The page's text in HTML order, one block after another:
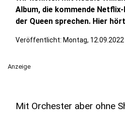
Album, die kommende
der Queen sprechen. Hier
Veröffentlicht: Montag,
Anzeige
Mit Orchester aber ohne